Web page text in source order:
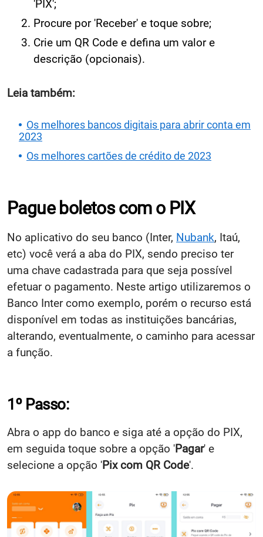
'PIX';
Procure por 'Receber' e toque sobre;
Crie um QR Code e defina um valor e
descrição (opcionais).
Leia também:
Os melhores bancos digitais para abrir conta em
2023
Os melhores cartões de crédito de 2023
Pague boletos com o PIX
No aplicativo do seu banco (Inter, Nubank, Itaú,
etc) você verá a aba do PIX, sendo preciso ter
uma chave cadastrada para que seja possível
efetuar o pagamento. Neste artigo utilizaremos o
Banco Inter como exemplo, porém o recurso está
disponível em todas as instituições bancárias,
alterando, eventualmente, o caminho para acessar
a função.
1º Passo:
Abra o app do banco e siga até a opção do PIX,
em seguida toque sobre a opção 'Pagar' e
selecione a opção 'Pix com QR Code'.